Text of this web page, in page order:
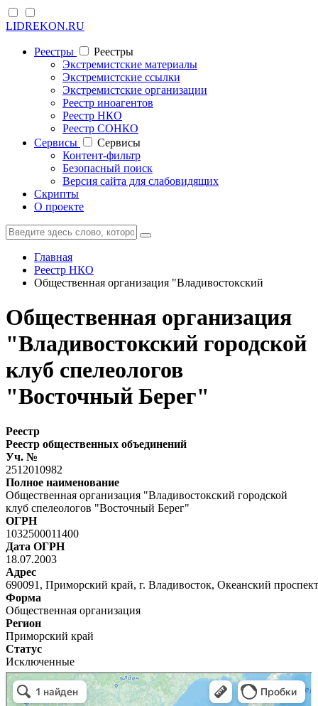
LIDREKON.RU
Реестры
Реестры
Экстремистские материалы
Экстремистские ссылки
Экстремистские организации
Реестр иноагентов
Реестр НКО
Реестр СОНКО
Cервисы
Cервисы
Контент-фильтр
Безопасный поиск
Версия сайта для слабовидящих
Скрипты
О проекте
Главная
Реестр НКО
Общественная организация "Владивостокский
Общественная организация
"Владивостокский городской
клуб спелеологов
"Восточный Берег"
Реестр
Реестр общественных объединений
Уч. №
2512010982
Полное наименование
Общественная организация "Владивостокский городской
клуб спелеологов "Восточный Берег"
ОГРН
1032500011400
Дата ОГРН
18.07.2003
Адрес
690091, Приморский край, г. Владивосток, Океанский
Форма
Общественная организация
Регион
Приморский край
Статус
Исключенные